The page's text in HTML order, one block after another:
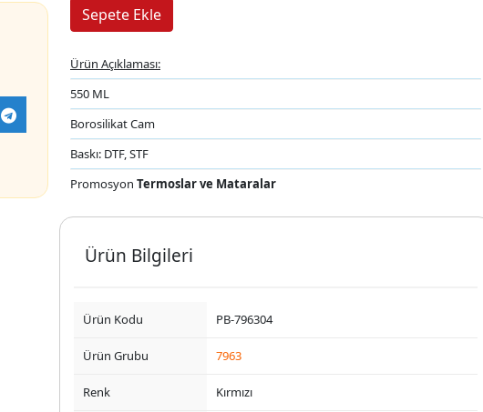
Ürün Açıklaması:
550 ML
Borosilikat Cam
Baskı: DTF, STF
Promosyon Termoslar ve Mataralar
Ürün Bilgileri
Ürün Kodu PB-796304
Ürün Grubu 7963
Renk Kırmızı